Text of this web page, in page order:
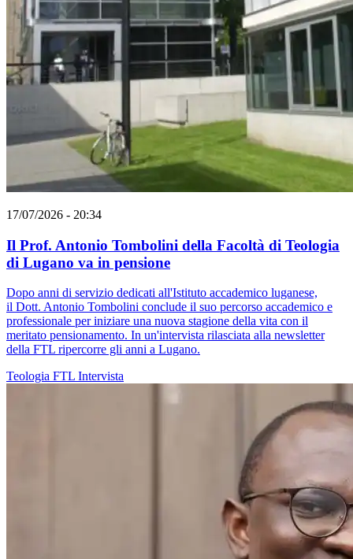
17/07/2026 - 20:34
Il Prof. Antonio Tombolini della Facoltà di Teologia
di Lugano va in pensione
Dopo anni di servizio dedicati all'Istituto accademico luganese,
il Dott. Antonio Tombolini conclude il suo percorso accademico e
professionale per iniziare una nuova stagione della vita con il
meritato pensionamento. In un'intervista rilasciata alla newsletter
della FTL ripercorre gli anni a Lugano.
Teologia FTL Intervista